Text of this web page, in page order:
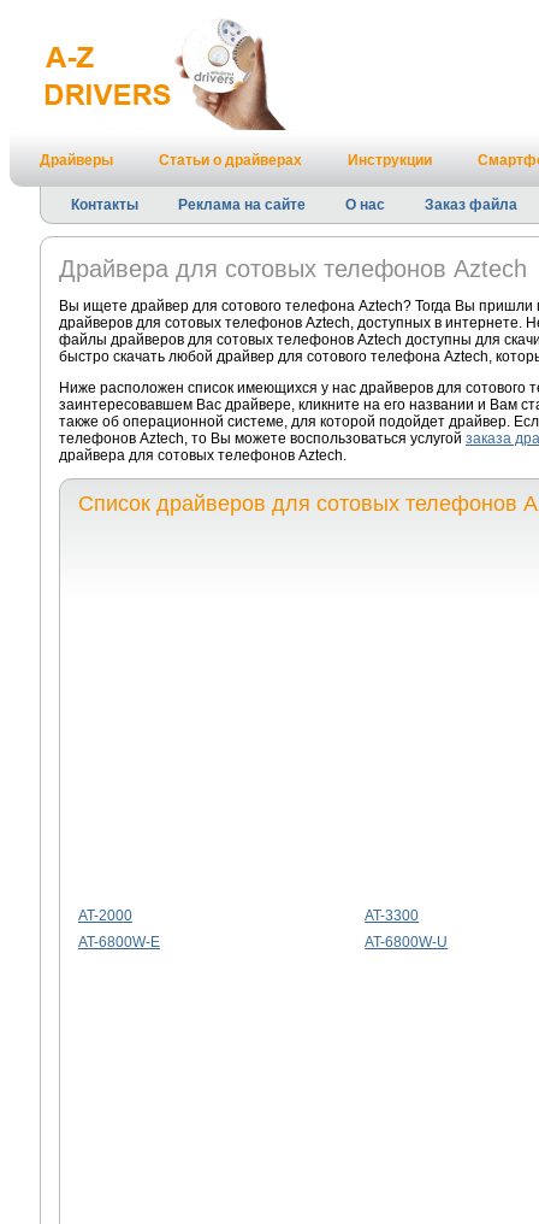
Драйверы Статьи о драйверах Инструкции
Контакты Реклама на сайте О нас Заказ файла
Драйвера для сотовых телефонов Aztech
Вы ищете драйвер для сотового телефона Aztech? Тогда Вы
драйверов для сотовых телефонов Aztech, доступных в интернете.
файлы драйверов для сотовых телефонов Aztech доступны для
быстро скачать любой драйвер для сотового телефона Aztech,
Ниже расположен список имеющихся у нас драйверов для сотового
заинтересовавшем Вас драйвере, кликните на его названии и Вам
также об операционной системе, для которой подойдет драйвер.
телефонов Aztech, то Вы можете воспользоваться услугой заказа
драйвера для сотовых телефонов Aztech.
Список драйверов для сотовых телефонов
AT-2000
AT-3300
AT-6800W-E
AT-6800W-U